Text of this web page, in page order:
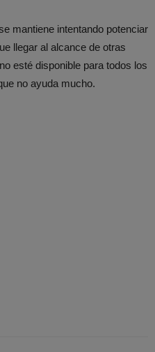
mantiene intentando potenciar
llegar al alcance de otras
esté disponible para todos los
no ayuda mucho.